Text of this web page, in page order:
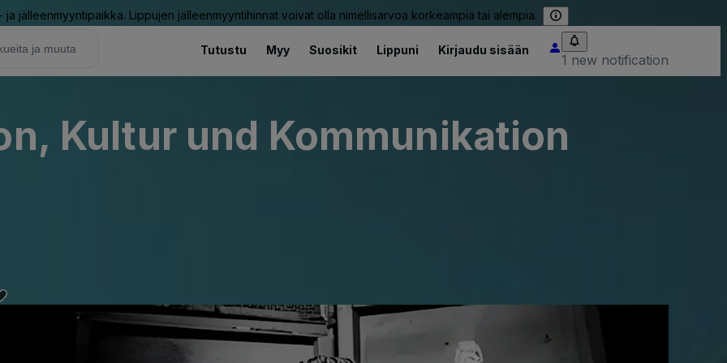
ja jälleenmyyntipaikka. Lippujen jälleenmyyntihinnat voivat olla nimellisarvoa korkeampia tai alempia.
Tutustu Myy Suosikit Lippuni Kirjaudu sisään
1 new notification
Kultur und Kommunikation